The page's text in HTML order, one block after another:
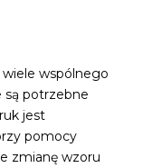
wspólnego
są potrzebne
jest
pomocy
zmianę wzoru